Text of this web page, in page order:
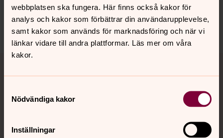
webbplatsen ska fungera. Här finns också kakor för
analys och kakor som förbättrar din användarupplevelse,
samt kakor som används för marknadsföring och när vi
länkar vidare till andra plattformar. Läs mer om våra
kakor.
Nödvändiga kakor
Inställningar
goteborg.stift@svenskakyrkan.se
Dela
Tillbaka till toppen
Tillbaka till innehållet